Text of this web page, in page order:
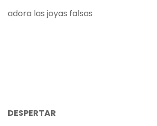
adora las joyas falsas
DESPERTAR